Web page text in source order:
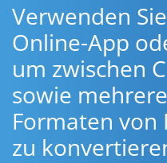
Verwenden
Online-App
um zwischen
sowie
Formaten von
zu